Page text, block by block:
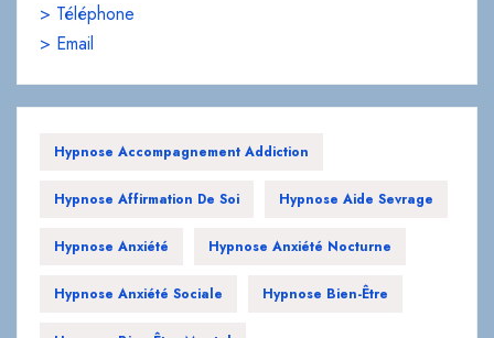
> Téléphone
> Email
Hypnose Accompagnement Addiction
Hypnose Affirmation De Soi Hypnose Aide Sevrage
Hypnose Anxiété Hypnose Anxiété Nocturne
Hypnose Anxiété Sociale Hypnose Bien-Être